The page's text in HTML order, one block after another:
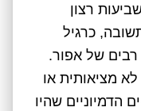
רצון
כרגיל
של אפור.
מציאותית או
הדמיוניים שהיו